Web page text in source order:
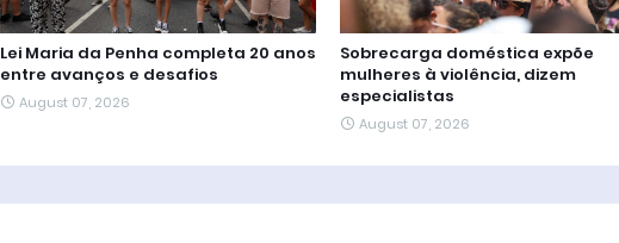
Lei Maria da Penha completa 20 anos
entre avanços e desafios
August 07, 2026
Sobrecarga doméstica expõe
mulheres à violência, dizem
especialistas
August 07, 2026